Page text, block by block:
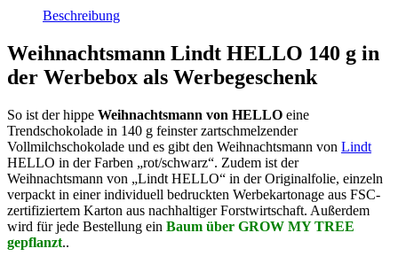
Beschreibung
Weihnachtsmann Lindt HELLO 140 g in
der Werbebox als Werbegeschenk
So ist der hippe Weihnachtsmann von HELLO eine
Trendschokolade in 140 g feinster zartschmelzender
Vollmilchschokolade und es gibt den Weihnachtsmann von Lindt
HELLO in der Farben „rot/schwarz“. Zudem ist der
Weihnachtsmann von „Lindt HELLO“ in der Originalfolie, einzeln
verpackt in einer individuell bedruckten Werbekartonage aus FSC-
zertifiziertem Karton aus nachhaltiger Forstwirtschaft. Außerdem
wird für jede Bestellung ein Baum über GROW MY TREE
gepflanzt..